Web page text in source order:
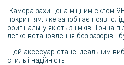
199 грн
Poco C85 4G
Камера захищена міцним склом
покриттям, яке запобігає появі
оригінальну якість знімків. Точна
легке встановлення без зазорів і
Цей аксесуар стане ідеальним
стиль і надійність!